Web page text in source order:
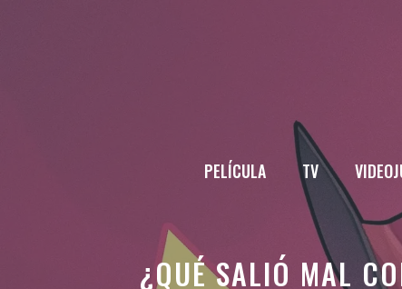
PELÍCULA TV
¿QUÉ SALIÓ MAL